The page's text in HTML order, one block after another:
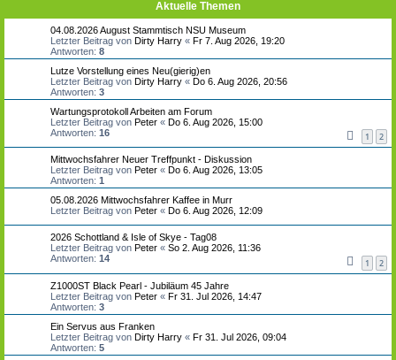
Aktuelle Themen
04.08.2026 August Stammtisch NSU Museum
Letzter Beitrag von Dirty Harry « Fr 7. Aug 2026, 19:20
Antworten: 8
Lutze Vorstellung eines Neu(gierig)en
Letzter Beitrag von Dirty Harry « Do 6. Aug 2026, 20:56
Antworten: 3
Wartungsprotokoll Arbeiten am Forum
Letzter Beitrag von Peter « Do 6. Aug 2026, 15:00
Antworten: 16 1 2
Mittwochsfahrer Neuer Treffpunkt - Diskussion
Letzter Beitrag von Peter « Do 6. Aug 2026, 13:05
Antworten: 1
05.08.2026 Mittwochsfahrer Kaffee in Murr
Letzter Beitrag von Peter « Do 6. Aug 2026, 12:09
2026 Schottland & Isle of Skye - Tag08
Letzter Beitrag von Peter « So 2. Aug 2026, 11:36
Antworten: 14 1 2
Z1000ST Black Pearl - Jubiläum 45 Jahre
Letzter Beitrag von Peter « Fr 31. Jul 2026, 14:47
Antworten: 3
Ein Servus aus Franken
Letzter Beitrag von Dirty Harry « Fr 31. Jul 2026, 09:04
Antworten: 5